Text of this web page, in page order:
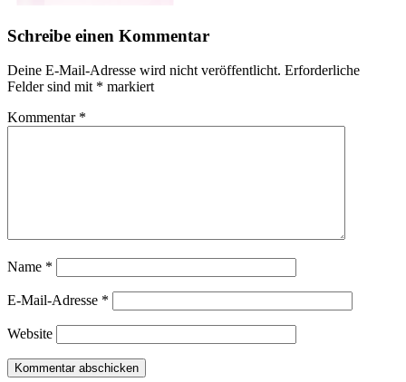
Schreibe einen Kommentar
Deine E-Mail-Adresse wird nicht veröffentlicht. Erforderliche
Felder sind mit * markiert
Kommentar *
Name *
E-Mail-Adresse *
Website